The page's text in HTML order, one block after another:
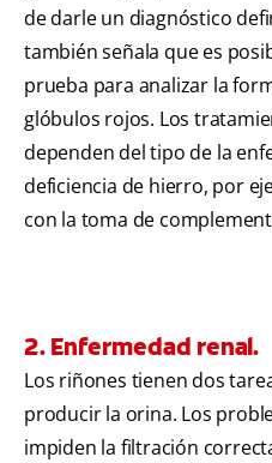
de darle un diagnóstico
también señala que es
prueba para analizar la
glóbulos rojos. Los
dependen del tipo de la
deficiencia de hierro, por
con la toma de
2. Enfermedad renal.
Los riñones tienen dos
producir la orina. Los
impiden la filtración